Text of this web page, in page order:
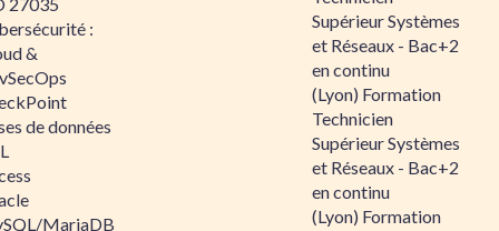
:
&
de données
MariaDB
Supérieur Systèmes
et Réseaux - Bac+2
en continu
(Lyon) Formation
Technicien
Supérieur Systèmes
et Réseaux - Bac+2
en continu
(Lyon) Formation